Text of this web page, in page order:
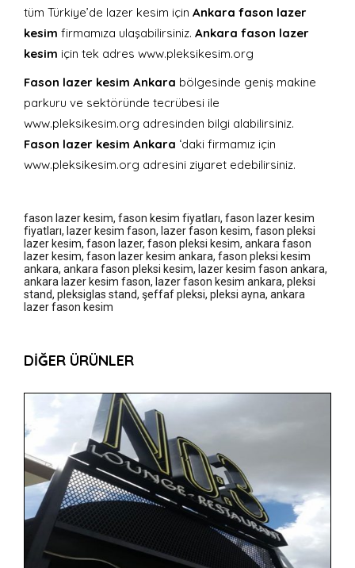
tüm Türkiye’de lazer kesim için Ankara fason lazer
kesim firmamıza ulaşabilirsiniz. Ankara fason lazer
kesim için tek adres www.pleksikesim.org
Fason lazer kesim Ankara bölgesinde geniş makine
parkuru ve sektöründe tecrübesi ile
www.pleksikesim.org adresinden bilgi alabilirsiniz.
Fason lazer kesim Ankara ‘daki firmamız için
www.pleksikesim.org adresini ziyaret edebilirsiniz.
fason lazer kesim, fason kesim fiyatları, fason lazer kesim
fiyatları, lazer kesim fason, lazer fason kesim, fason pleksi
lazer kesim, fason lazer, fason pleksi kesim, ankara fason
lazer kesim, fason lazer kesim ankara, fason pleksi kesim
ankara, ankara fason pleksi kesim, lazer kesim fason ankara,
ankara lazer kesim fason, lazer fason kesim ankara, pleksi
stand, pleksiglas stand, şeffaf pleksi, pleksi ayna, ankara
lazer fason kesim
DIĞER ÜRÜNLER